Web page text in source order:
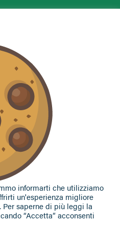
lasciare un
informarti che utilizziamo
un'esperienza migliore
Per saperne di più leggi la
“Accetta” acconsenti